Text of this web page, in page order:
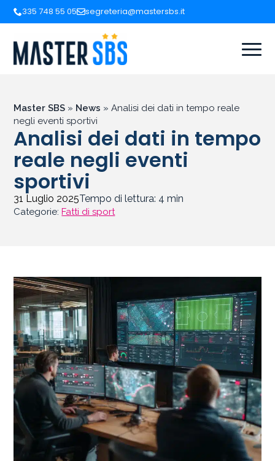
335 748 55 05 segreteria@mastersbs.it
Master SBS » News » Analisi dei dati in tempo reale
negli eventi sportivi
Analisi dei dati in tempo
reale negli eventi
sportivi
31 Luglio 2025Tempo di lettura: 4 min
Categorie:Fatti di sport